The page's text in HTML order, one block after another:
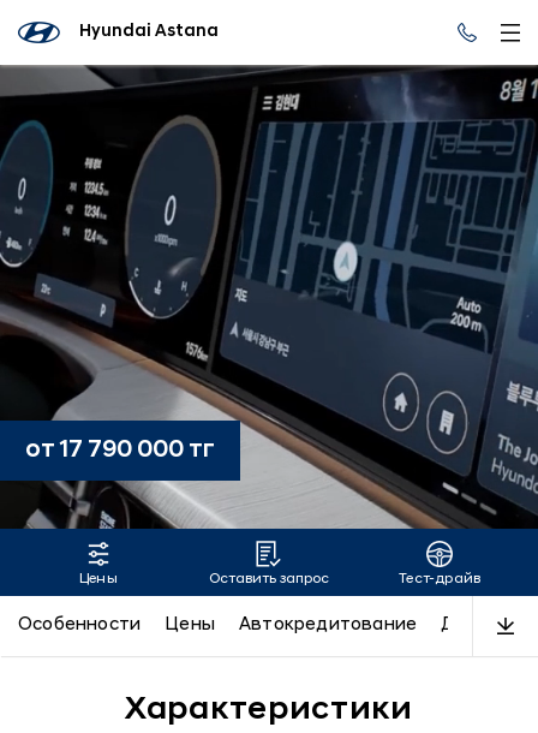
Hyundai Astana
SANTA FE
от 17 790 000 тг
Цены Оставить запрос Тест-драйв
Особенности Цены Автокредитование Дизайн
Характеристики